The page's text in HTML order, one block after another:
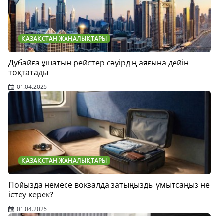
ҚАЗАҚСТАН ЖАҢАЛЫҚТАРЫ
Дубайға ұшатын рейстер сәуірдің аяғына дейін
тоқтатады
01.04.2026
ҚАЗАҚСТАН ЖАҢАЛЫҚТАРЫ
Пойызда немесе вокзалда затыңызды ұмытсаңыз не
істеу керек?
01.04.2026